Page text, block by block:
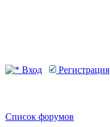
Вход
Регистрация
Список форумов